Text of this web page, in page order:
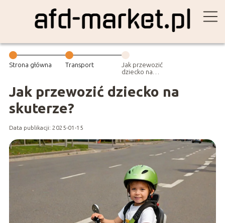
Strona główna Transport
Jak przewozić
dziecko na
Jak przewozić dziecko na
skuterze?
Data publikacji: 2025-01-15